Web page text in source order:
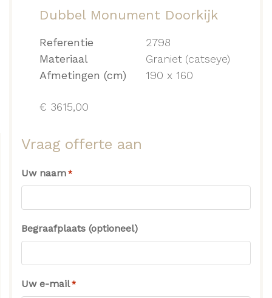
Dubbel Monument Doorkijk
Referentie
2798
Materiaal
Graniet (catseye)
Afmetingen (cm)
190 x 160
€ 3615,00
Vraag offerte aan
Uw naam *
Begraafplaats (optioneel)
Uw e-mail *